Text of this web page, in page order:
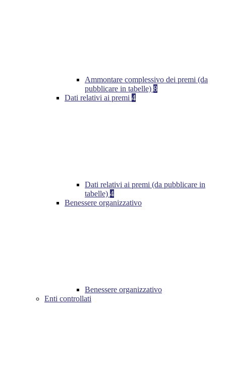
Ammontare complessivo dei premi (da
pubblicare in tabelle) 8
Dati relativi ai premi 4
Dati relativi ai premi (da pubblicare in
tabelle) 4
Benessere organizzativo
Benessere organizzativo
Enti controllati